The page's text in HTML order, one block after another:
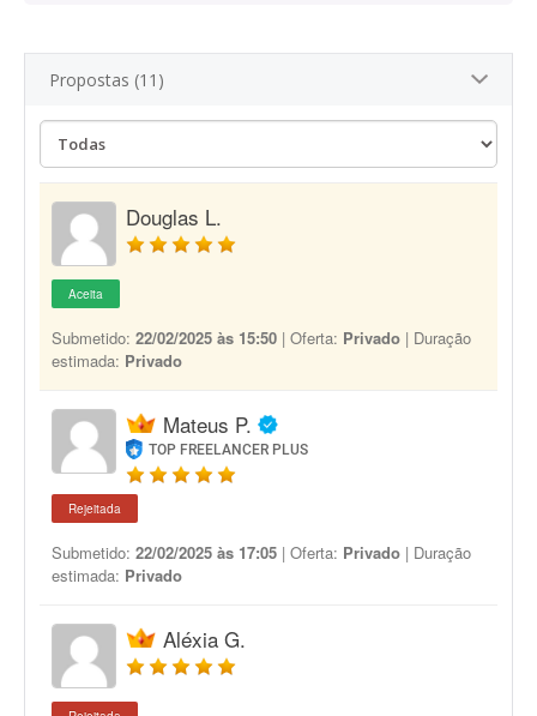
Propostas (11)
Douglas L.
Aceita
Submetido: 22/02/2025 às 15:50 | Oferta: Privado | Duração
estimada: Privado
Mateus P.
TOP FREELANCER PLUS
Rejeitada
Submetido: 22/02/2025 às 17:05 | Oferta: Privado | Duração
estimada: Privado
Aléxia G.